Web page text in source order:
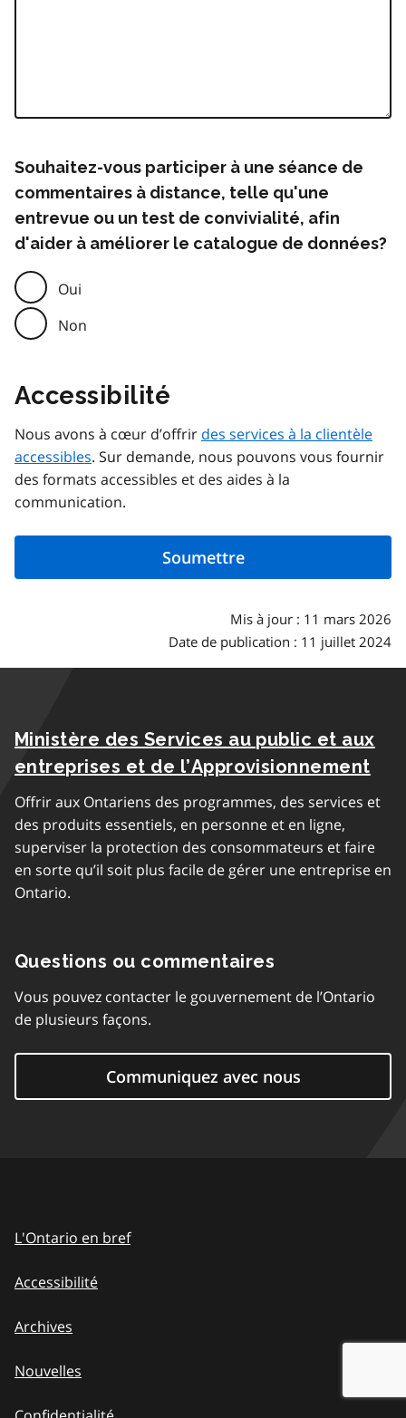
Souhaitez-vous participer à une séance de
commentaires à distance, telle qu'une
entrevue ou un test de convivialité, afin
d'aider à améliorer le catalogue de données?
Oui
Non
Accessibilité
Nous avons à cœur d’offrir des services à la clientèle
accessibles. Sur demande, nous pouvons vous fournir
des formats accessibles et des aides à la
communication.
Mis à jour : 11 mars 2026
Date de publication : 11 juillet 2024
Ministère des Services au public et aux
entreprises et de l’Approvisionnement
Offrir aux Ontariens des programmes, des services et
des produits essentiels, en personne et en ligne,
superviser la protection des consommateurs et faire
en sorte qu’il soit plus facile de gérer une entreprise en
Ontario.
Questions ou commentaires
Vous pouvez contacter le gouvernement de l’Ontario
de plusieurs façons.
Communiquez avec nous
L'Ontario en bref
Accessibilité
Archives
Nouvelles